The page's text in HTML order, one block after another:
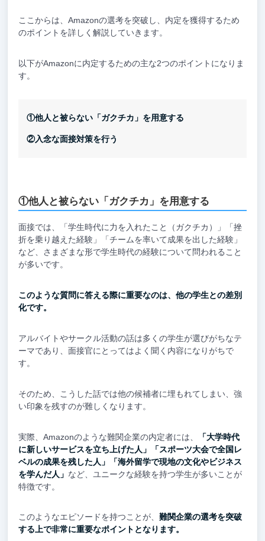
ここからは、Amazonの選考を突破し、内定を獲得するため
のポイントを詳しく解説していきます。
以下がAmazonに内定するための主な2つのポイントになりま
す。
①他人と被らない「ガクチカ」を用意する
②入念な面接対策を行う
①他人と被らない「ガクチカ」を用意する
面接では、「学生時代に力を入れたこと（ガクチカ）」「挫
折を乗り越えた経験」「チームを率いて成果を出した経験」
など、さまざまな形で学生時代の経験について問われること
が多いです。
このような質問に答える際に重要なのは、他の学生との差別
化です。
アルバイトやサークル活動の話は多くの学生が選びがちなテ
ーマであり、面接官にとってはよく聞く内容になりがちで
す。
そのため、こうした話では他の候補者に埋もれてしまい、強
い印象を残すのが難しくなります。
実際、Amazonのような難関企業の内定者には、
「大学時代
に新しいサービスを立ち上げた人」「スポーツ大会で全国レ
ベルの成果を残した人」「海外留学で現地の文化やビジネス
を学んだ人」 など、ユニークな経験を持つ学生が多いことが
特徴です。
このようなエピソードを持つことが、 難関企業の選考を突破
する上で非常に重要なポイントとなります。